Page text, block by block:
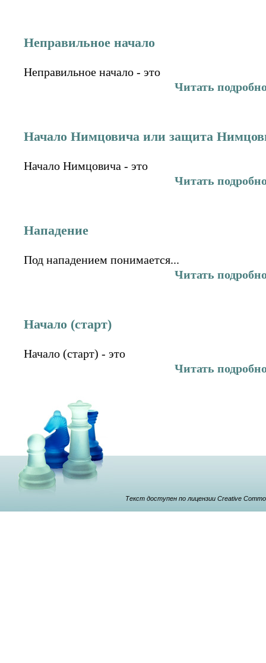
Неправильное начало
Неправильное начало - это
Читать
Начало Нимцовича или защита
Начало Нимцовича - это
Читать
Нападение
Под нападением понимается...
Читать
Начало (старт)
Начало (старт) - это
Читать
Текст доступен по лицензии Creative